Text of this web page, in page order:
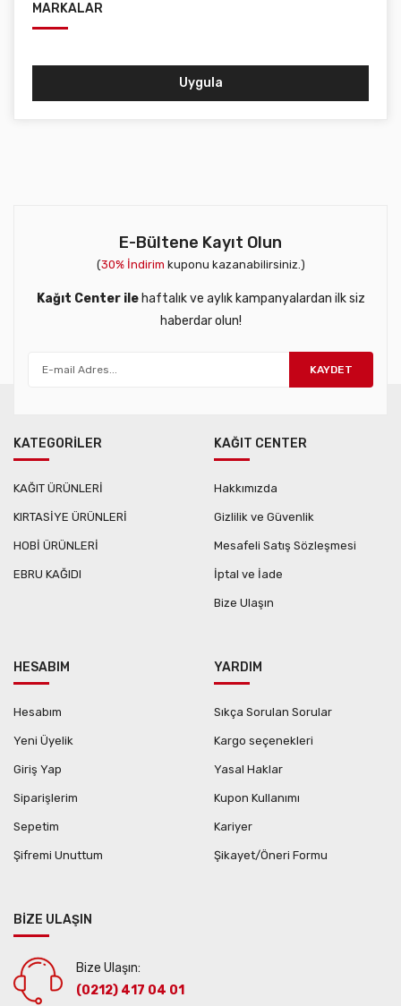
MARKALAR
Uygula
E-Bültene Kayıt Olun
(30% İndirim kuponu kazanabilirsiniz.)
Kağıt Center ilehaftalık ve aylık kampanyalardan ilk siz
haberdar olun!
KAYDET
KATEGORİLER
KAĞIT ÜRÜNLERİ
KIRTASİYE ÜRÜNLERİ
HOBİ ÜRÜNLERİ
EBRU KAĞIDI
KAĞIT CENTER
Hakkımızda
Gizlilik ve Güvenlik
Mesafeli Satış Sözleşmesi
İptal ve İade
Bize Ulaşın
HESABIM
Hesabım
Yeni Üyelik
Giriş Yap
Siparişlerim
Sepetim
Şifremi Unuttum
YARDIM
Sıkça Sorulan Sorular
Kargo seçenekleri
Yasal Haklar
Kupon Kullanımı
Kariyer
Şikayet/Öneri Formu
BİZE ULAŞIN
Bize Ulaşın:
(0212) 417 04 01